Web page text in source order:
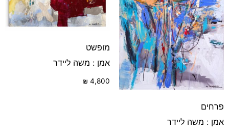
פרחים
אמן : משה ליידר
מופשט
אמן : משה ליידר
₪ 4,800